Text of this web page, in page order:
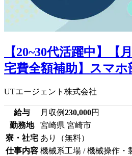
【20~30代活躍中】【
宅費全額補助】スマホ
UTエージェント株式会社
給与 月収例230,000円
勤務地
宮崎県 宮崎市
寮・社宅 あり（無料）
仕事内容 機械系工場 / 機械操作・